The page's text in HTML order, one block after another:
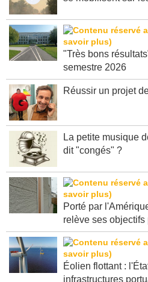
"Très bons
La petite musique
Porté par
Éolien flottant :